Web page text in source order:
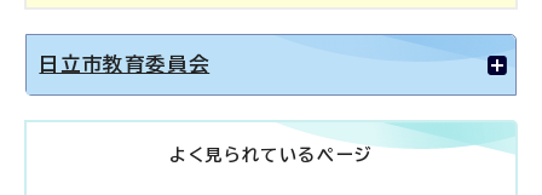
日立市教育委員会
よく見られているページ